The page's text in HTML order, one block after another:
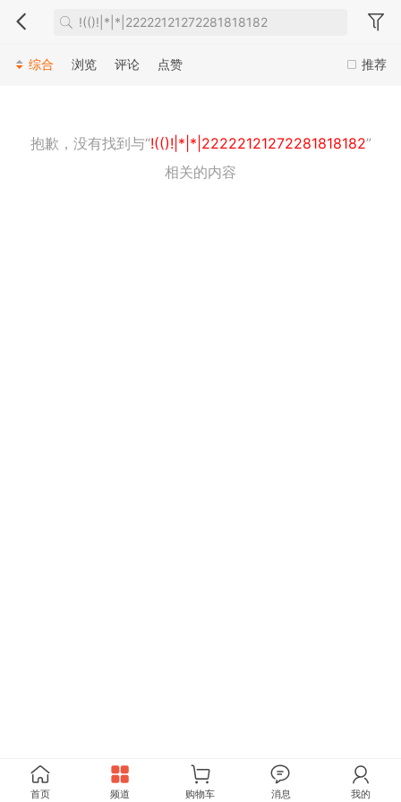
推荐
综合 浏览 评论 点赞
抱歉，没有找到与“!(()!|*|*|22222121272281818182”
相关的内容
首页 频道 购物车 消息 我的